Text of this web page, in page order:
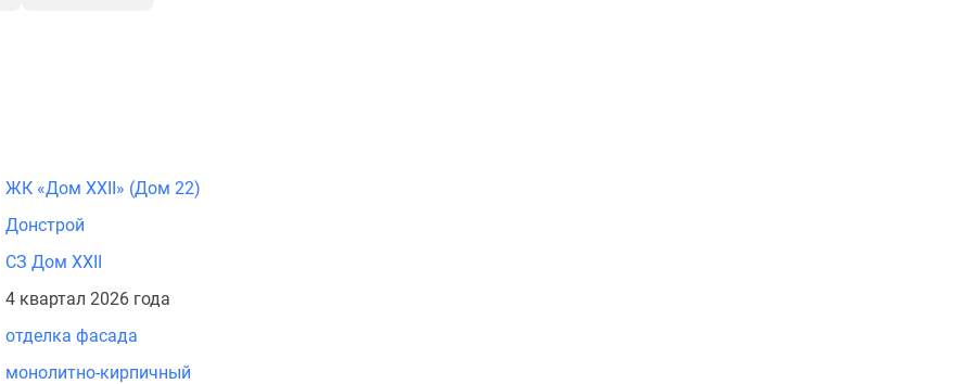
ЖК «Дом XXII» (Дом 22)
Донстрой
СЗ Дом XXII
4 квартал 2026 года
отделка фасада
монолитно-кирпичный